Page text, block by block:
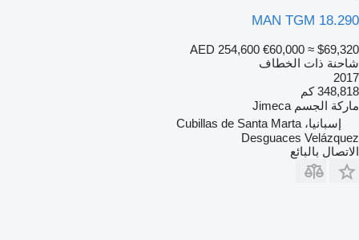
MAN TGM 18.290
AED 254,600 €60,000 ≈ $69,320
شاحنة ذات الخطاف
2017
348,818 كم
ماركة الجسم Jimeca
إسبانيا، Cubillas de Santa Marta
Desguaces Velázquez
الاتصال بالبائع